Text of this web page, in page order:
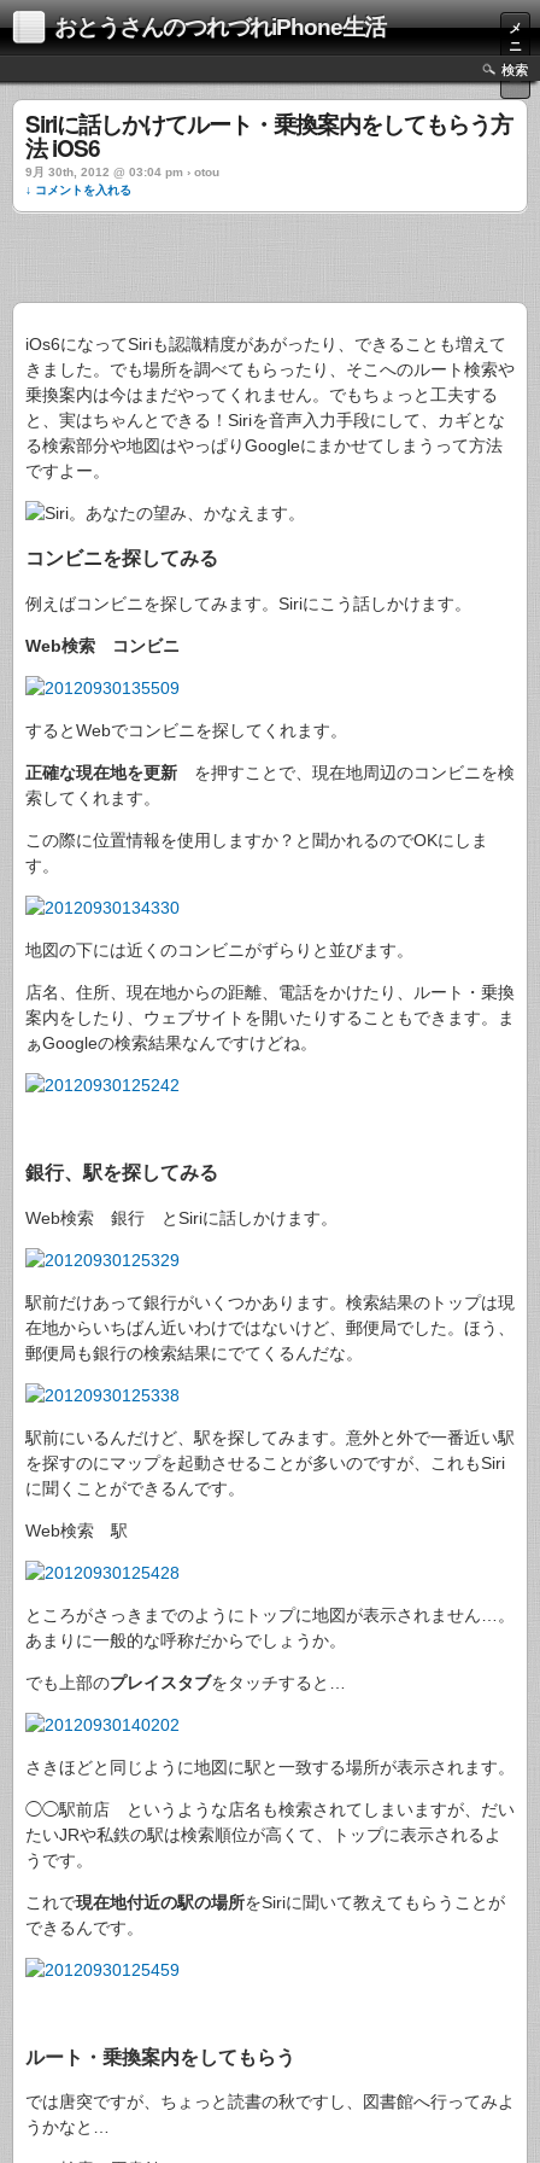
おとうさんのつれづれiPhone生活
メ
ニ
ュ
ー
検索
Siriに話しかけてルート・乗換案内をしてもらう方
法 iOS6
9月 30th, 2012 @ 03:04 pm › otou
↓ コメントを入れる
iOs6になってSiriも認識精度があがったり、できることも増えて
きました。でも場所を調べてもらったり、そこへのルート検索や
乗換案内は今はまだやってくれません。でもちょっと工夫する
と、実はちゃんとできる！Siriを音声入力手段にして、カギとな
る検索部分や地図はやっぱりGoogleにまかせてしまうって方法
ですよー。
コンビニを探してみる
例えばコンビニを探してみます。Siriにこう話しかけます。
Web検索 コンビニ
するとWebでコンビニを探してくれます。
正確な現在地を更新 を押すことで、現在地周辺のコンビニを検
索してくれます。
この際に位置情報を使用しますか？と聞かれるのでOKにしま
す。
地図の下には近くのコンビニがずらりと並びます。
店名、住所、現在地からの距離、電話をかけたり、ルート・乗換
案内をしたり、ウェブサイトを開いたりすることもできます。ま
ぁGoogleの検索結果なんですけどね。
銀行、駅を探してみる
Web検索 銀行 とSiriに話しかけます。
駅前だけあって銀行がいくつかあります。検索結果のトップは現
在地からいちばん近いわけではないけど、郵便局でした。ほう、
郵便局も銀行の検索結果にでてくるんだな。
駅前にいるんだけど、駅を探してみます。意外と外で一番近い駅
を探すのにマップを起動させることが多いのですが、これもSiri
に聞くことができるんです。
Web検索 駅
ところがさっきまでのようにトップに地図が表示されません…。
あまりに一般的な呼称だからでしょうか。
でも上部のプレイスタブをタッチすると…
さきほどと同じように地図に駅と一致する場所が表示されます。
◯◯駅前店 というような店名も検索されてしまいますが、だい
たいJRや私鉄の駅は検索順位が高くて、トップに表示されるよ
うです。
これで現在地付近の駅の場所をSiriに聞いて教えてもらうことが
できるんです。
ルート・乗換案内をしてもらう
では唐突ですが、ちょっと読書の秋ですし、図書館へ行ってみよ
うかなと…